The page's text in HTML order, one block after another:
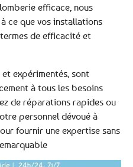
efficace, nous
ce que vos installations
de efficacité et
expérimentés, sont
à tous les besoins
de réparations rapides ou
personnel dévoué à
fournir une expertise sans